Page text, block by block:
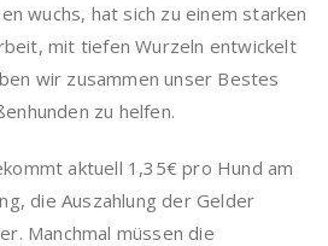
wuchs, hat sich zu einem starken
mit tiefen Wurzeln entwickelt
wir zusammen unser Bestes
zu helfen.
aktuell 1,35€ pro Hund am
die Auszahlung der Gelder
Manchmal müssen die